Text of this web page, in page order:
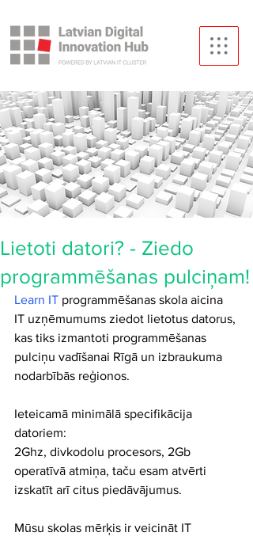
Lietoti datori? - Ziedo
programmēšanas pulciņam!
Learn IT programmēšanas skola aicina
IT uzņēmumums ziedot lietotus datorus,
kas tiks izmantoti programmēšanas
pulciņu vadīšanai Rīgā un izbraukuma
nodarbībās reģionos.
Ieteicamā minimālā specifikācija
datoriem:
2Ghz, divkodolu procesors, 2Gb
operatīvā atmiņa, taču esam atvērti
izskatīt arī citus piedāvājumus.
Mūsu skolas mērķis ir veicināt IT